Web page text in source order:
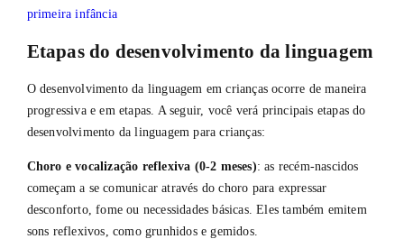
primeira infância
Etapas do desenvolvimento da linguagem
O desenvolvimento da linguagem em crianças ocorre de maneira
progressiva e em etapas. A seguir, você verá principais etapas do
desenvolvimento da linguagem para crianças:
Choro e vocalização reflexiva (0-2 meses): as recém-nascidos
começam a se comunicar através do choro para expressar
desconforto, fome ou necessidades básicas. Eles também emitem
sons reflexivos, como grunhidos e gemidos.